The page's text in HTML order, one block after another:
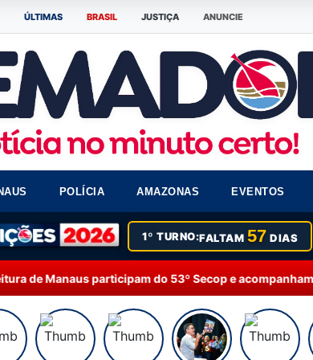
ÚLTIMAS BRASIL JUSTIÇA ANUNCIE
POLÍCIA AMAZONAS EVENTOS
1º TURNO:FALTAM 57 DIAS
do 53º Secop e acompanham debates sobre